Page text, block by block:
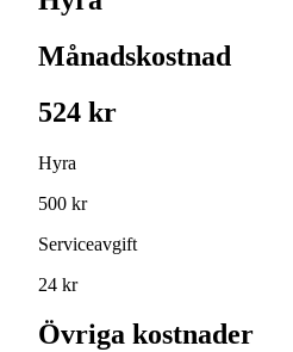
Månadskostnad
524 kr
Hyra
500 kr
Serviceavgift
24 kr
Övriga kostnader